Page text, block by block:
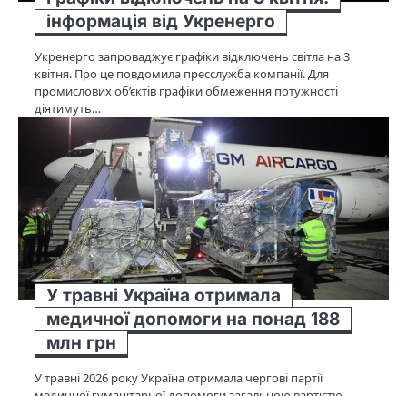
інформація від Укренерго
Укренерго запроваджує графіки відключень світла на 3
квітня. Про це повдомила пресслужба компанії. Для
промислових об’єктів графіки обмеження потужності
діятимуть…
У травні Україна отримала
медичної допомоги на понад 188
млн грн
У травні 2026 року Україна отримала чергові партії